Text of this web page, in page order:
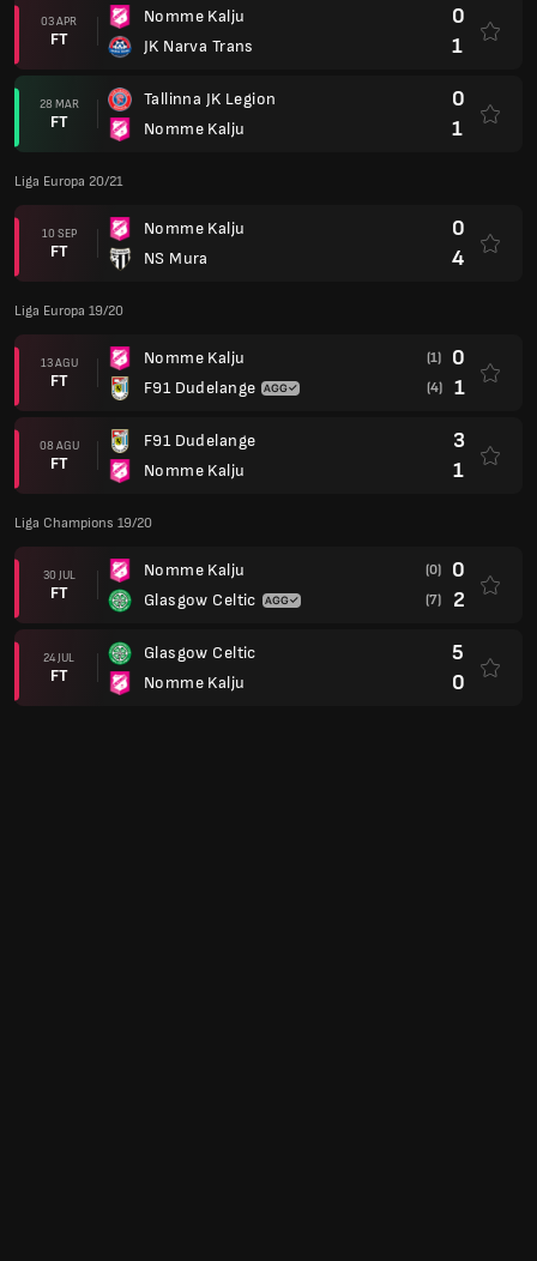
03 APR
FT
Nomme Kalju
JK Narva Trans
0
1
28 MAR
FT
Tallinna JK Legion
Nomme Kalju
0
1
Liga Europa 20/21
10 SEP
FT
Nomme Kalju
NS Mura
0
4
Liga Europa 19/20
13 AGU
FT
Nomme Kalju
F91 Dudelange
(1) 0
(4) 1
08 AGU
FT
F91 Dudelange
Nomme Kalju
3
1
Liga Champions 19/20
30 JUL
FT
Nomme Kalju
Glasgow Celtic
(0) 0
(7) 2
24 JUL
FT
Glasgow Celtic
Nomme Kalju
5
0